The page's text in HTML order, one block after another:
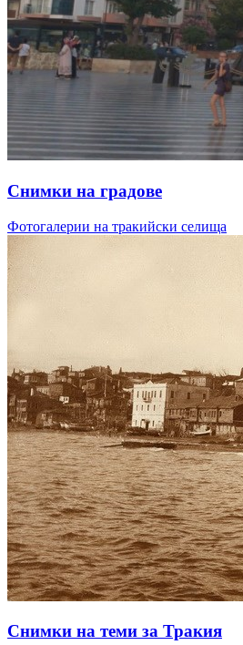
Снимки на градове
Фотогалерии на тракийски селища
Снимки на теми за Тракия